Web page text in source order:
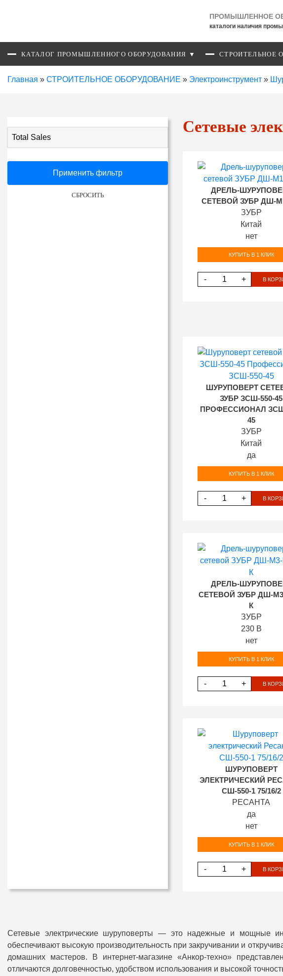
ПРОМЫШЛЕННОЕ
каталоги наличия
КАТАЛОГ ПРОМЫШЛЕННОГО ОБОРУДОВАНИЯ ▼ СТРОИТЕЛЬНОЕ
Главная » СТРОИТЕЛЬНОЕ ОБОРУДОВАНИЕ » Электроинструмент »
Total Sales
Применить фильтр
СБРОСИТЬ
Сетевые
ДРЕЛЬ-
СЕТЕВОЙ ЗУБР ДШ-
ЗУБР
Китай
нет
КУПИТЬ В 1 КЛИК
- + В
ШУРУПОВЕРТ
ЗУБР ЗСШ-550-45
ПРОФЕССИОНАЛ
45
ЗУБР
Китай
да
КУПИТЬ В 1 КЛИК
- + В
ДРЕЛЬ-
СЕТЕВОЙ ЗУБР ДШ-
К
ЗУБР
230 В
нет
КУПИТЬ В 1 КЛИК
- + В
ШУРУПОВЕРТ
ЭЛЕКТРИЧЕСКИЙ
СШ-550-1 75/16/2
РЕСАНТА
да
нет
КУПИТЬ В 1 КЛИК
- + В
Сетевые электрические шуруповерты — это надежные и мощные
обеспечивают высокую производительность при закручивании и
домашних мастеров. В интернет-магазине «Анкор-техно»
отличаются долговечностью, удобством использования и высокой